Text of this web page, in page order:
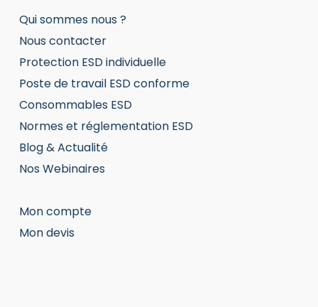
Qui sommes nous ?
Nous contacter
Protection ESD individuelle
Poste de travail ESD conforme
Consommables ESD
Normes et réglementation ESD
Blog & Actualité
Nos Webinaires
Mon compte
Mon devis